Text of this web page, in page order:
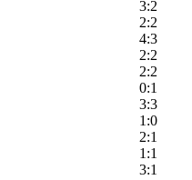
3:2
2:2
4:3
2:2
2:2
0:1
3:3
1:0
2:1
1:1
3:1